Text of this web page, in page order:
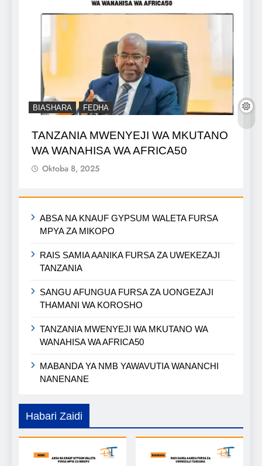
BIASHARA FEDHA
TANZANIA MWENYEJI WA MKUTANO
WA WANAHISA WA AFRICA50
Oktoba 8, 2025
ABSA NA KNAUF GYPSUM WALETA FURSA
MPYA ZA MIKOPO
RAIS SAMIA AANIKA FURSA ZA UWEKEZAJI
TANZANIA
SANGU AFUNGUA FURSA ZA UONGEZAJI
THAMANI WA KOROSHO
TANZANIA MWENYEJI WA MKUTANO WA
WANAHISA WA AFRICA50
MABANDA YA NMB YAWAVUTIA WANANCHI
NANENANE
Habari Zaidi